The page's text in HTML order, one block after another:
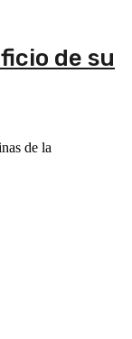
de su
de la